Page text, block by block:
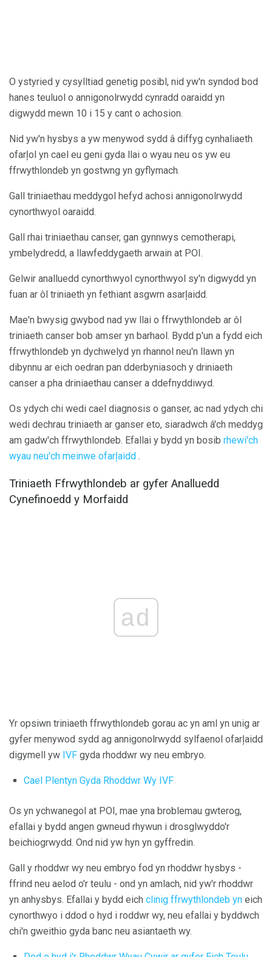
O ystyried y cysylltiad genetig posibl, nid yw'n syndod bod
hanes teuluol o annigonolrwydd cynradd oaraidd yn
digwydd mewn 10 i 15 y cant o achosion.
Nid yw'n hysbys a yw menywod sydd â diffyg cynhaliaeth
ofarļol yn cael eu geni gyda llai o wyau neu os yw eu
ffrwythlondeb yn gostwng yn gyflymach.
Gall triniaethau meddygol hefyd achosi annigonolrwydd
cynorthwyol oaraidd.
Gall rhai triniaethau canser, gan gynnwys cemotherapi,
ymbelydredd, a llawfeddygaeth arwain at POI.
Gelwir analluedd cynorthwyol cynorthwyol sy'n digwydd yn
fuan ar ôl triniaeth yn fethiant asgwrn asarļaidd.
Mae'n bwysig gwybod nad yw llai o ffrwythlondeb ar ôl
triniaeth canser bob amser yn barhaol. Bydd p'un a fydd eich
ffrwythlondeb yn dychwelyd yn rhannol neu'n llawn yn
dibynnu ar eich oedran pan dderbyniasoch y driniaeth
canser a pha driniaethau canser a ddefnyddiwyd.
Os ydych chi wedi cael diagnosis o ganser, ac nad ydych chi
wedi dechrau triniaeth ar ganser eto, siaradwch â'ch meddyg
am gadw'ch ffrwythlondeb. Efallai y bydd yn bosib rhewi'ch
wyau neu'ch meinwe ofarļaidd .
Triniaeth Ffrwythlondeb ar gyfer Analluedd
Cynefinoedd y Morfaidd
ad
Yr opsiwn triniaeth ffrwythlondeb gorau ac yn aml yn unig ar
gyfer menywod sydd ag annigonolrwydd sylfaenol ofarļaidd
digymell yw IVF gyda rhoddwr wy neu embryo.
Cael Plentyn Gyda Rhoddwr Wy IVF
Os yn ychwanegol at POI, mae yna broblemau gwterog,
efallai y bydd angen gwneud rhywun i drosglwyddo'r
beichiogrwydd. Ond nid yw hyn yn gyffredin.
Gall y rhoddwr wy neu embryo fod yn rhoddwr hysbys -
ffrind neu aelod o'r teulu - ond yn amlach, nid yw'r rhoddwr
yn anhysbys. Efallai y bydd eich clinig ffrwythlondeb yn eich
cynorthwyo i ddod o hyd i roddwr wy, neu efallai y byddwch
chi'n gweithio gyda banc neu asiantaeth wy.